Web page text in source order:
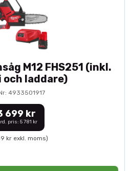
M12 FHS251 (inkl.
laddare)
4933501917
699 kr
pris: 5 781 kr
kr exkl. moms)